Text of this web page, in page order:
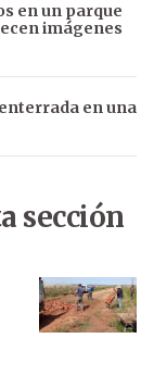
en un parque
imágenes
en una
sección